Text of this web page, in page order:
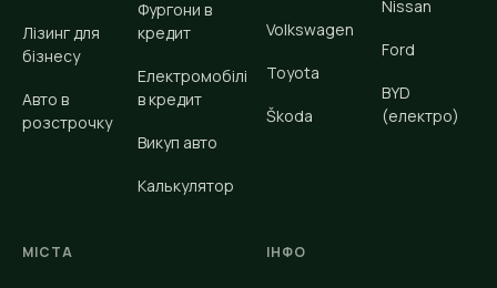
Лізинг для
бізнесу
Авто в
розстрочку
Фургони в
кредит
Електромобілі
в кредит
Викуп авто
Калькулятор
Volkswagen
Toyota
Škoda
Nissan
Ford
BYD
(електро)
МІСТА ІНФО